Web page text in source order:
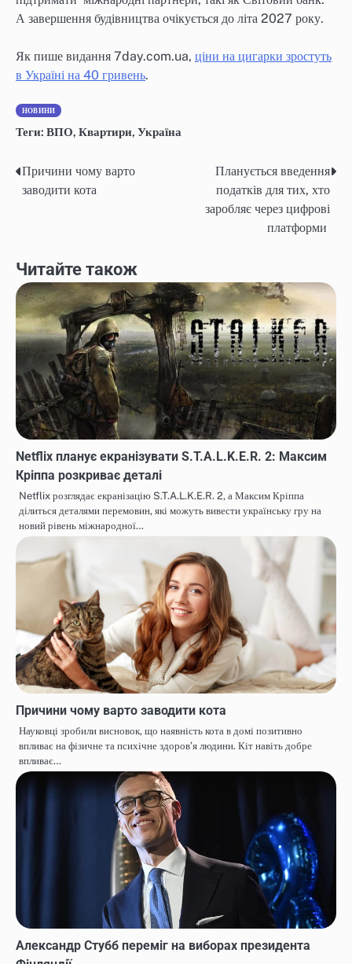
А завершення будівництва очікується до літа 2027 року.
Як пише видання 7day.com.ua, ціни на цигарки зростуть
в Україні на 40 гривень.
НОВИНИ
Теги: ВПО, Квартири, Україна
Навігація
записів
Причини чому варто
заводити кота
Планується введення
податків для тих, хто
заробляє через цифрові
платформи
Читайте також
Netflix планує екранізувати S.T.A.L.K.E.R. 2: Максим
Кріппа розкриває деталі
Netflix розглядає екранізацію S.T.A.L.K.E.R. 2, а Максим Кріппа
ділиться деталями перемовин, які можуть вивести українську гру на
новий рівень міжнародної…
Причини чому варто заводити кота
Науковці зробили висновок, що наявність кота в домі позитивно
впливає на фізичне та психічне здоров’я людини. Кіт навіть добре
впливає…
Александр Стубб переміг на виборах президента